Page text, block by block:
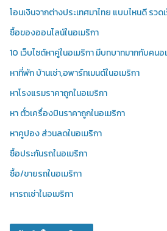
โอนเงินจากต่างประเทศมาไทย แบบไหนดี ร
ซื้อของออนไลน์ในอเมริกา
10 เว็บไซต์หาคู่ในอเมริกา มีบทบาทมากกับคนอ
หาที่พัก บ้านเช่า,อพาร์ทเมนต์ในอเมริกา
หาโรงแรมราคาถูกในอเมริกา
หา ตั๋วเครื่องบินราคาถูกในอเมริกา
หาคูปอง ส่วนลดในอเมริกา
ซื้อประกันรถในอเมริกา
ซื้อ/ขายรถในอเมริกา
หารถเช่าในอเมริกา